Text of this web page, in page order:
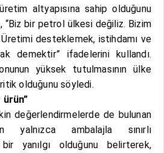
altyapısına sahip olduğunu
“Biz bir petrol ülkesi değiliz. Bizim
desteklemek, istihdamı ve
demektir” ifadelerini kullandı.
yüksek tutulmasının ülke
olduğunu söyledi.
değerlendirmelerde de bulunan
yalnızca ambalajla sınırlı
yanılgı olduğunu belirterek,